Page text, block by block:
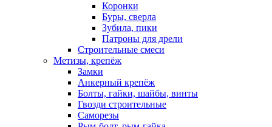
Коронки
Буры, сверла
Зубила, пики
Патроны для дрели
Строительные смеси
Метизы, крепёж
Замки
Анкерный крепёж
Болты, гайки, шайбы, винты
Гвозди строительные
Саморезы